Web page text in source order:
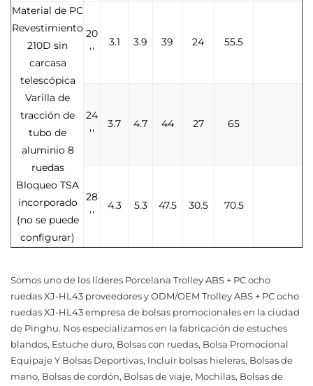
Material de PC
Revestimiento
210D sin
carcasa
telescópica
Varilla de
tracción de
tubo de
aluminio 8
ruedas
Bloqueo TSA
incorporado
(no se puede
configurar)
20
''
3.1 3.9 39 24 55.5
24
''
3.7 4.7 44 27 65
28
''
4.3 5.3 47.5 30.5 70.5
Somos uno de los líderes Porcelana Trolley ABS + PC ocho
ruedas XJ-HL43 proveedoresyODM/OEM Trolley ABS + PC ocho
ruedas XJ-HL43 empresa de bolsas promocionales en la ciudad
de Pinghu. Nos especializamos en la fabricación de estuches
blandos, Estuche duro, Bolsas con ruedas, Bolsa Promocional
Equipaje Y Bolsas Deportivas, Incluir bolsas hieleras, Bolsas de
mano, Bolsas de cordón, Bolsas de viaje, Mochilas, Bolsas de